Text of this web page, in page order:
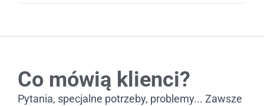
Co mówią klienci?
Pytania, specjalne potrzeby, problemy... Zawsze